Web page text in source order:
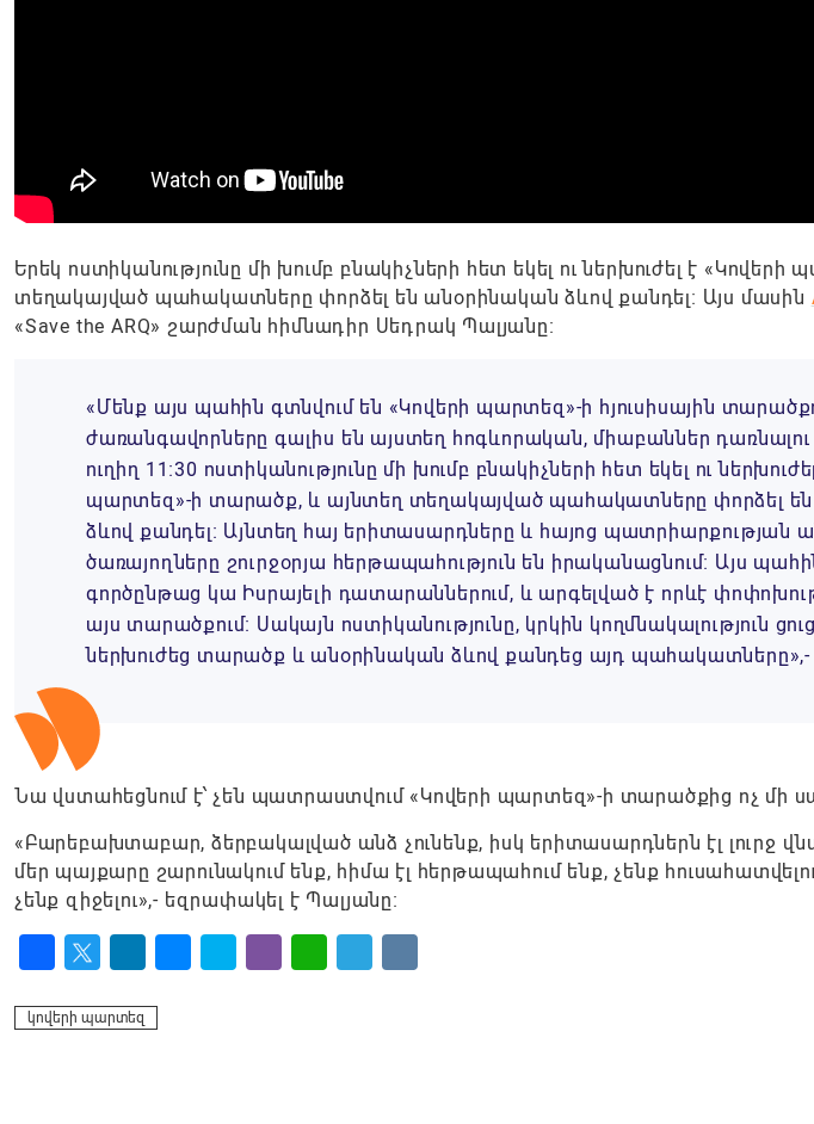
Երեկ ոստիկանությունը մի խումբ բնակիչների հետ եկել ու ներխուժել է
տեղակայված պահակատները փորձել են անօրինական ձևով քանդել։ Այս մասին
«Save the ARQ» շարժման հիմնադիր Սեդրակ Պալյանը։
«Մենք այս պահին գտնվում են «Կովերի պարտեզ»-ի հյուսիսային
ժառանգավորները գալիս են այստեղ հոգևորական, միաբաններ դառնալու
ուղիղ 11։30 ոստիկանությունը մի խումբ բնակիչների հետ եկել ու
պարտեզ»-ի տարածք, և այնտեղ տեղակայված պահակատները փորձել
ձևով քանդել։ Այնտեղ հայ երիտասարդները և հայոց պատրիարքության
ծառայողները շուրջօրյա հերթապահություն են իրականացնում։ Այս
գործընթաց կա Իսրայելի դատարաններում, և արգելված է որևէ
այս տարածքում։ Սակայն ոստիկանությունը, կրկին կողմնակալություն
ներխուժեց տարածք և անօրինական ձևով քանդեց այդ պահակատները»,-
Նա վստահեցնում է՝ չեն պատրաստվում «Կովերի պարտեզ»-ի տարածքից ոչ մի
«Բարեբախտաբար, ձերբակալված անձ չունենք, իսկ երիտասարդներն էլ լուրջ
մեր պայքարը շարունակում ենք, հիմա էլ հերթապահում ենք, չենք
չենք զիջելու»,- եզրափակել է Պալյանը։
կովերի պարտեզ